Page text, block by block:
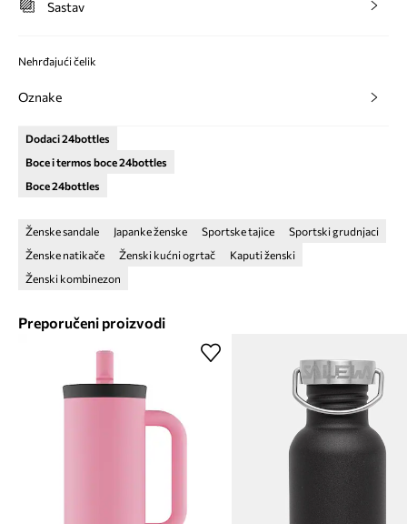
Sastav
Nehrđajući čelik
Oznake
Dodaci 24bottles
Boce i termos boce 24bottles
Boce 24bottles
Ženske sandale Japanke ženske Sportske tajice
Sportski grudnjaci
Ženske natikače
Ženski kućni ogrtač
Kaputi ženski
Ženski kombinezon
Preporučeni proizvodi